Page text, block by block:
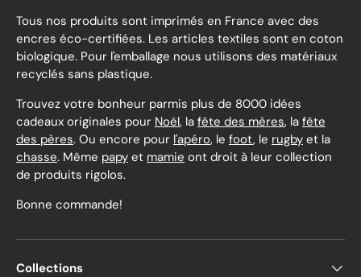
Tous nos produits sont imprimés en France avec des
encres éco-certifiées. Les articles textiles sont en coton
biologique. Pour l'emballage nous utilisons des matériaux
recyclés sans plastique.
Trouvez votre bonheur parmis plus de 8000 idées
cadeaux originales pour Noël, la fête des mères, la fête
des pères. Ou encore pour l'apéro, le foot, le rugby et la
chasse. Même papy et mamie ont droit à leur collection
de produits rigolos.
Bonne commande!
Collections